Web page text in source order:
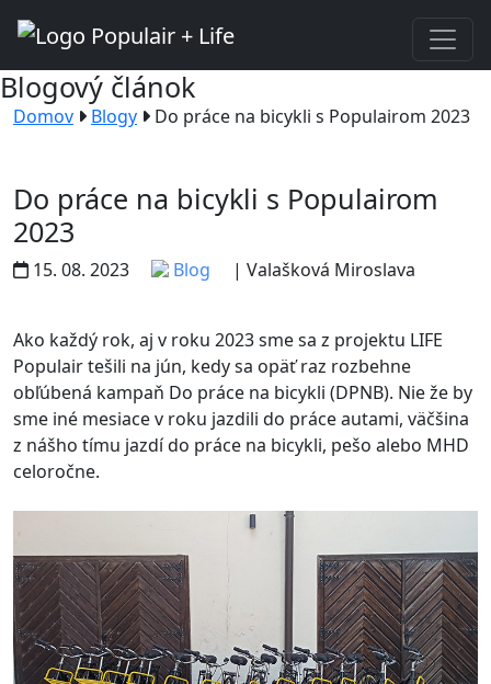
Blogový článok
Domov Blogy Do práce na bicykli s Populairom 2023
Do práce na bicykli s Populairom
2023
15. 08. 2023 Blog | Valašková Miroslava
Ako každý rok, aj v roku 2023 sme sa z projektu LIFE
Populair tešili na jún, kedy sa opäť raz rozbehne
obľúbená kampaň Do práce na bicykli (DPNB). Nie že by
sme iné mesiace v roku jazdili do práce autami, väčšina
z nášho tímu jazdí do práce na bicykli, pešo alebo MHD
celoročne.